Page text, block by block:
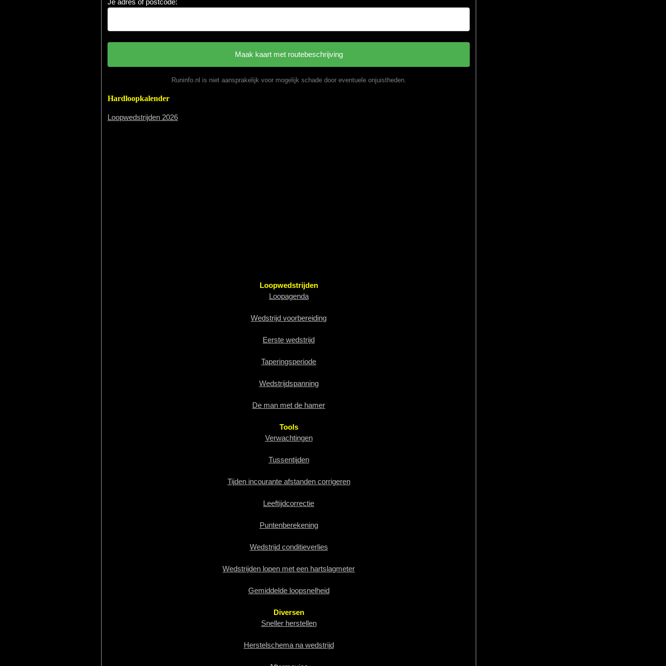
Runinfo.nl is niet aansprakelijk voor mogelijk schade door eventuele onjuistheden.
Hardloopkalender
Loopwedstrijden 2026
Loopwedstrijden
Loopagenda
Wedstrijd voorbereiding
Eerste wedstrijd
Taperingsperiode
Wedstrijdspanning
De man met de hamer
Tools
Verwachtingen
Tussentijden
Tijden incourante afstanden corrigeren
Leeftijdcorrectie
Puntenberekening
Wedstrijd conditieverlies
Wedstrijden lopen met een hartslagmeter
Gemiddelde loopsnelheid
Diversen
Sneller herstellen
Herstelschema na wedstrijd